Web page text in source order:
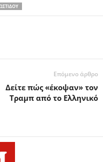
Επόμενο άρθρο
Δείτε πώς «έκοψαν» τον
Τραμπ από το Ελληνικό